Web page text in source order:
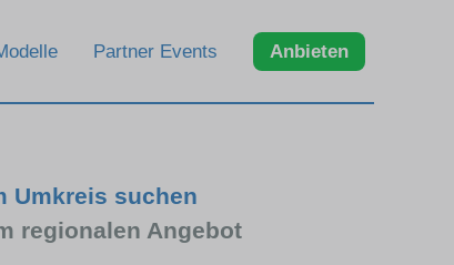
Partner Events Anbieten
Umkreis suchen
regionalen Angebot